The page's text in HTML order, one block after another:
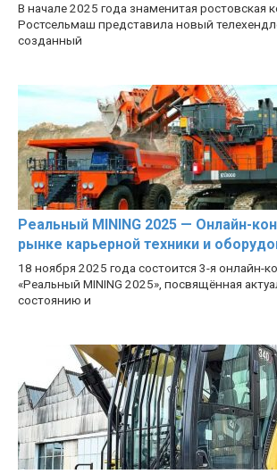
В начале 2025 года знаменитая ростовская
Ростсельмаш представила новый
созданный
Реальный MINING 2025 — Онлайн-
рынке карьерной техники и
18 ноября 2025 года состоится 3-я онлайн-
«Реальный MINING 2025», посвящённая
состоянию и